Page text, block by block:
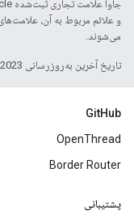
می‌شوند.
تاریخ آخرین به‌روزرسانی 2023-12-01 به‌وقت ساعت هماهنگ جهانی.
GitHub
OpenThread
Border Router
پشتیبانی